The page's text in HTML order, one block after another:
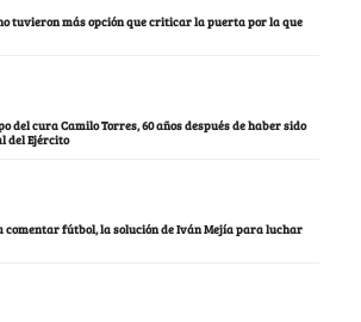
tuvieron más opción que criticar la puerta por la que
del cura Camilo Torres, 60 años después de haber sido
del Ejército
comentar fútbol, la solución de Iván Mejía para luchar